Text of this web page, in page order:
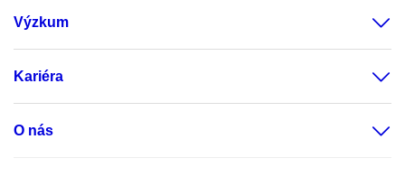
Výzkum
Kariéra
O nás